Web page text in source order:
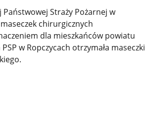
Straży Pożarnej w
chirurgicznych
dla mieszkańców powiatu
w Ropczycach otrzymała maseczki